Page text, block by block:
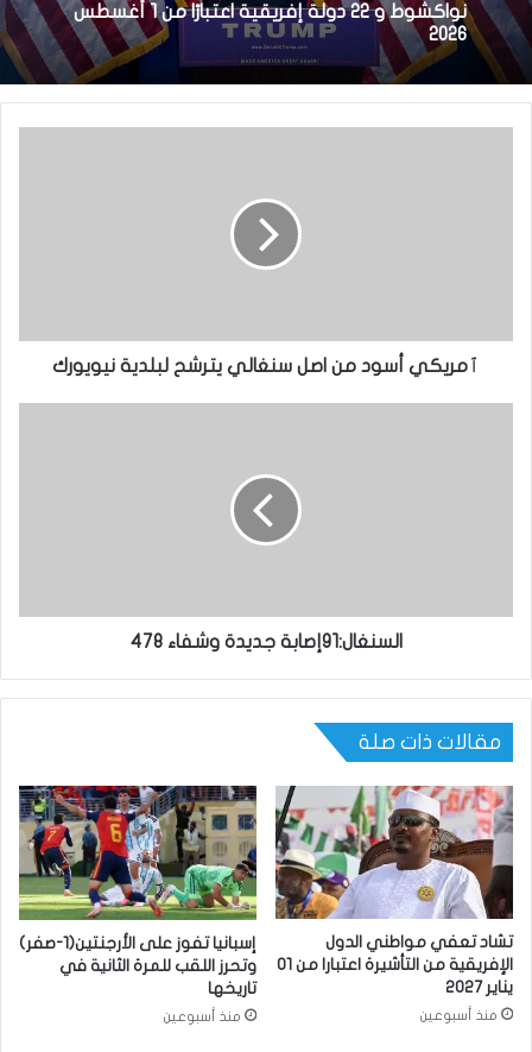
نواكشوط و 22 دولة إفريقية اعتبارًا من 1 أغسطس
2026
ٱمريكي أسود من اصل سنغالي يترشح لبلدية نيويورك
السنغال:91إصابة جديدة وشفاء 478
مقالات ذات صلة
تشاد تعفي مواطني الدول
الإفريقية من التأشيرة اعتبارا من 01
يناير 2027
منذ أسبوعين
إسبانيا تفوز على الأرجنتين(1-صفر)
وتحرز اللقب للمرة الثانية في
تاريخها
منذ أسبوعين